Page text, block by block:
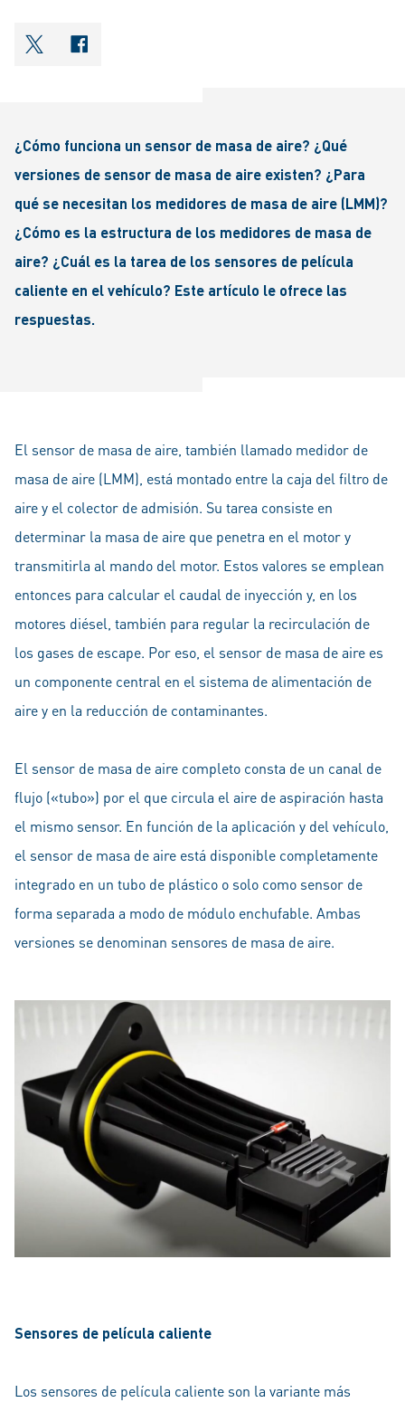
shareOntwitter
shareOnfacebook
¿Cómo funciona un sensor de masa de aire? ¿Qué
versiones de sensor de masa de aire existen? ¿Para
qué se necesitan los medidores de masa de aire (LMM)?
¿Cómo es la estructura de los medidores de masa de
aire? ¿Cuál es la tarea de los sensores de película
caliente en el vehículo? Este artículo le ofrece las
respuestas.
El sensor de masa de aire, también llamado medidor de
masa de aire (LMM), está montado entre la caja del filtro de
aire y el colector de admisión. Su tarea consiste en
determinar la masa de aire que penetra en el motor y
transmitirla al mando del motor. Estos valores se emplean
entonces para calcular el caudal de inyección y, en los
motores diésel, también para regular la recirculación de
los gases de escape. Por eso, el sensor de masa de aire es
un componente central en el sistema de alimentación de
aire y en la reducción de contaminantes.
El sensor de masa de aire completo consta de un canal de
flujo («tubo») por el que circula el aire de aspiración hasta
el mismo sensor. En función de la aplicación y del vehículo,
el sensor de masa de aire está disponible completamente
integrado en un tubo de plástico o solo como sensor de
forma separada a modo de módulo enchufable. Ambas
versiones se denominan sensores de masa de aire.
Sensores de película caliente
Los sensores de película caliente son la variante más